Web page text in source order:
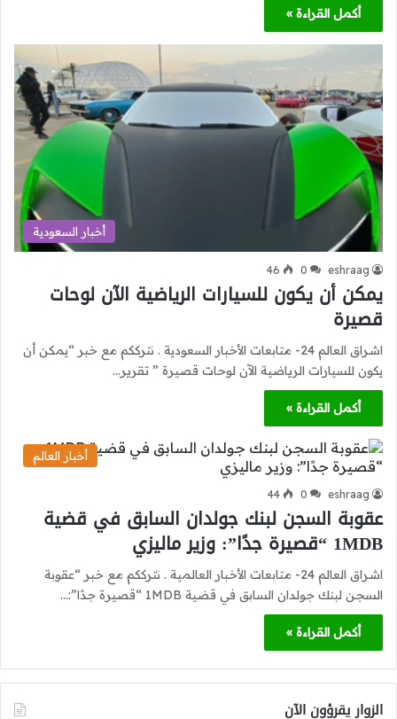
أكمل القراءة »
أخبار السعودية
eshraag
0
46
يمكن أن يكون للسيارات الرياضية الآن لوحات
قصيرة
اشراق العالم 24- متابعات الأخبار السعودية . نترككم مع خبر “يمكن أن
يكون للسيارات الرياضية الآن لوحات قصيرة ” تقرير…
أكمل القراءة »
أخبار العالم
eshraag
0
44
عقوبة السجن لبنك جولدان السابق في قضية
1MDB “قصيرة جدًا”: وزير ماليزي
اشراق العالم 24- متابعات الأخبار العالمية . نترككم مع خبر “عقوبة
السجن لبنك جولدان السابق في قضية 1MDB “قصيرة جدًا”:…
أكمل القراءة »
الزوار يقرؤون الآن